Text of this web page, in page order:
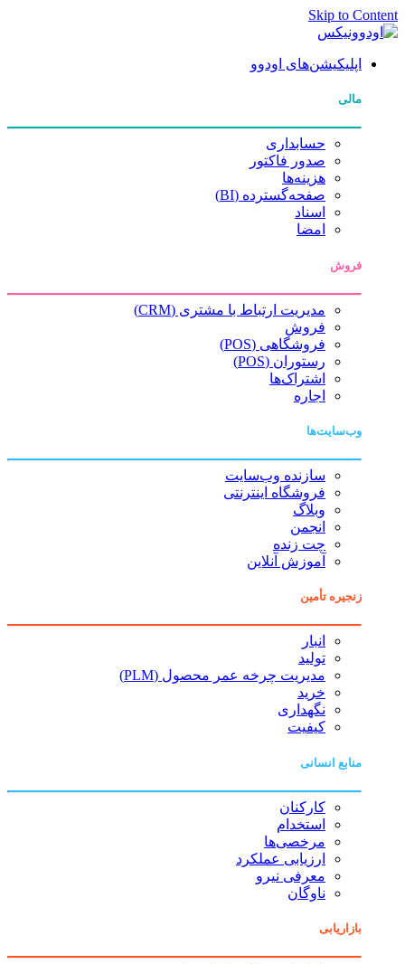
Skip to Content
اپلیکیشن‌های اودوو
مالی
حسابداری
صدور فاکتور
هزینه‌ها
صفحه‌گسترده (BI)
اسناد
امضا
فروش
مدیریت ارتباط با مشتری (CRM)
فروش
فروشگاهی (POS)
رستوران (POS)
اشتراک‌ها
اجاره
وب‌سایت‌ها
سازنده وب‌سایت
فروشگاه اینترنتی
وبلاگ
انجمن
چت زنده
آموزش آنلاین
زنجیره تأمین
انبار
تولید
مدیریت چرخه عمر محصول (PLM)
خرید
نگهداری
کیفیت
منابع انسانی
کارکنان
استخدام
مرخصی‌ها
ارزیابی عملکرد
معرفی نیرو
ناوگان
بازاریابی